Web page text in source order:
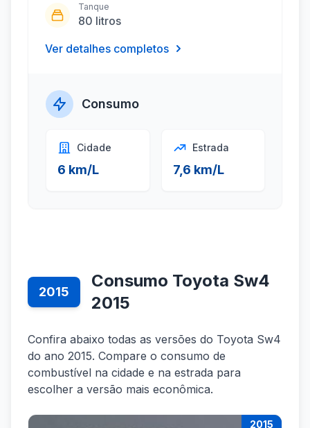
Tanque
80 litros
Ver detalhes completos
Consumo
Cidade
6 km/L
Estrada
7,6 km/L
2015
Consumo Toyota Sw4
2015
Confira abaixo todas as versões do Toyota Sw4
do ano 2015. Compare o consumo de
combustível na cidade e na estrada para
escolher a versão mais econômica.
2015